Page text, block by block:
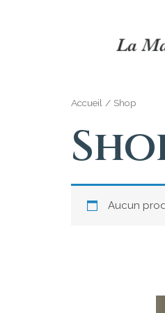
Accueil / Shop
Aucun